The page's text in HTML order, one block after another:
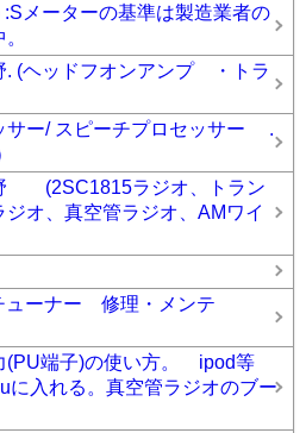
メーターの基準は製造業者の
. (ヘッドフオンアンプ ・トラ
サー/ スピーチプロセッサー .
(2SC1815ラジオ、トラン
オ、真空管ラジオ、AMワイ
ューナー 修理・メンテ
(PU端子)の使い方。 ipod等
に入れる。真空管ラジオのブー